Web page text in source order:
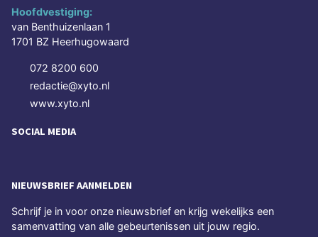
Hoofdvestiging:
van Benthuizenlaan 1
1701 BZ Heerhugowaard
072 8200 600
redactie@xyto.nl
www.xyto.nl
SOCIAL MEDIA
NIEUWSBRIEF AANMELDEN
Schrijf je in voor onze nieuwsbrief en krijg wekelijks een
samenvatting van alle gebeurtenissen uit jouw regio.